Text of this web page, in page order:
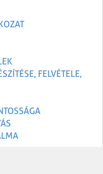
FELVÉTELE,